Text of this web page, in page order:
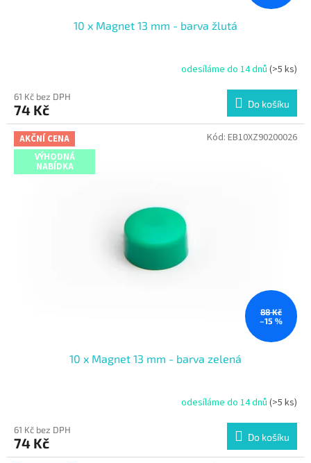
10 x Magnet 13 mm - barva žlutá
odesíláme do 14 dnů (>5 ks)
61 Kč bez DPH
74 Kč Do košíku
AKČNÍ CENA
VÝHODNÁ
NABÍDKA
88 Kč
–15 %
10 x Magnet 13 mm - barva zelená
odesíláme do 14 dnů (>5 ks)
61 Kč bez DPH
74 Kč Do košíku
Kód: EB10XZ90200026